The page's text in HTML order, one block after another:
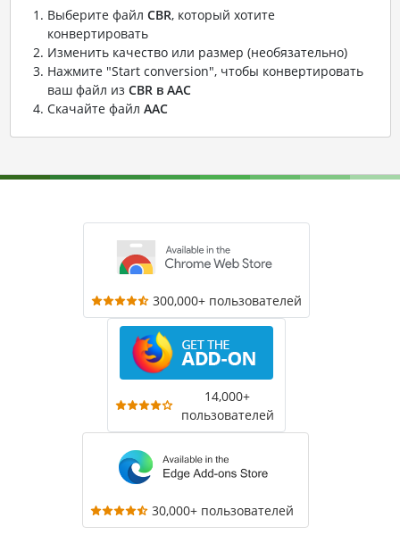
Выберите файл CBR, который хотите
конвертировать
Изменить качество или размер (необязательно)
Нажмите "Start conversion", чтобы конвертировать
ваш файл из CBR в AAC
Скачайте файл AAC
300,000+ пользователей
14,000+
пользователей
30,000+ пользователей